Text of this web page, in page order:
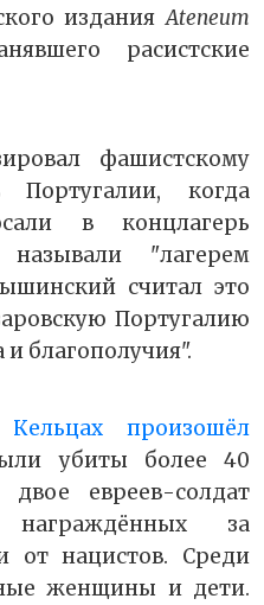
изданияAteneum
расистские
фашистскому
когда
в концлагерь
"лагерем
считал это
Португалию
благополучия".
произошёл
убиты более 40
евреев-солдат
награждённых за
от нацистов. Среди
женщины и дети.